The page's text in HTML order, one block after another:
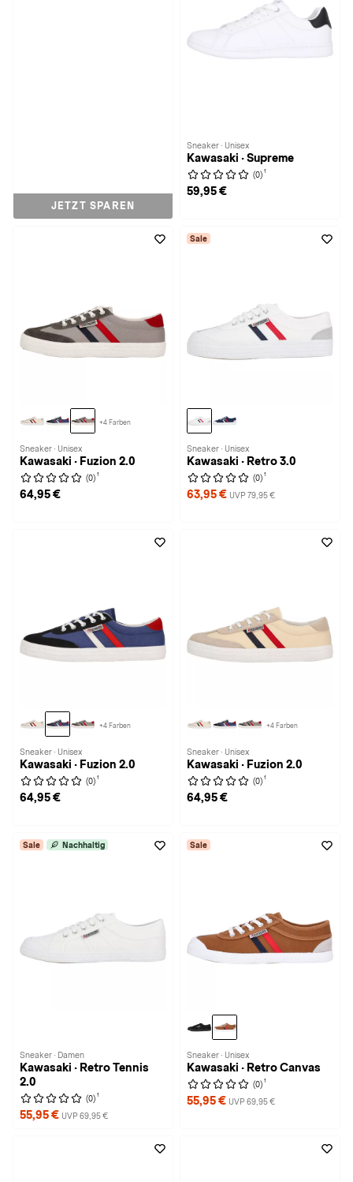
JETZT SPAREN
Sneaker · Unisex
Kawasaki · Supreme
(0) 1
59,95 €
+4 Farben
Sneaker · Unisex
Kawasaki · Fuzion 2.0
(0) 1
64,95 €
Sale
Sneaker · Unisex
Kawasaki · Retro 3.0
(0) 1
63,95 € UVP 79,95 €
+4 Farben
Sneaker · Unisex
Kawasaki · Fuzion 2.0
(0) 1
64,95 €
+4 Farben
Sneaker · Unisex
Kawasaki · Fuzion 2.0
(0) 1
64,95 €
Sale Nachhaltig
Sneaker · Damen
Kawasaki · Retro Tennis
2.0
(0) 1
55,95 € UVP 69,95 €
Sale
Sneaker · Unisex
Kawasaki · Retro Canvas
(0) 1
55,95 € UVP 69,95 €